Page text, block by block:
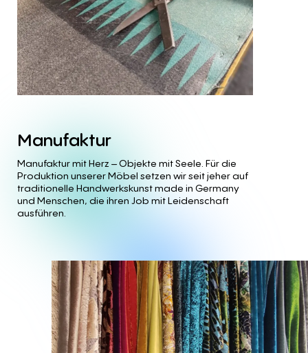
Manufaktur
Manufaktur mit Herz – Objekte mit Seele. Für die
Produktion unserer Möbel setzen wir seit jeher auf
traditionelle Handwerkskunst made in Germany
und Menschen, die ihren Job mit Leidenschaft
ausführen.